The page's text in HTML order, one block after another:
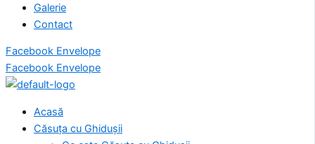
Galerie
Contact
Facebook Envelope
Facebook Envelope
Acasă
Căsuța cu Ghidușii